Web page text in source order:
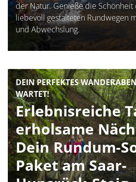
der Natur. Genieße die Schönheit
liebevoll gestalteten Rundwegen
und Abwechslung.
Container
DEIN PERFEKTES
WARTET!
Erlebnisreiche
erholsame
Dein Rundum-
Paket am Saar-